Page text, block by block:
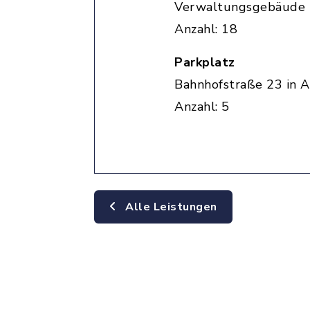
Verwaltungsgebäude
Anzahl: 18
Parkplatz
Bahnhofstraße 23 in
Anzahl: 5
Alle Leistungen